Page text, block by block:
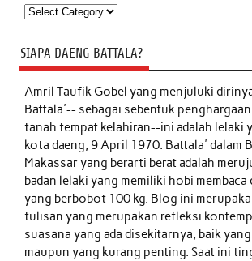
Kategori
SIAPA DAENG BATTALA?
Amril Taufik Gobelyang menjuluki
Battala'-- sebagai sebentuk
tanah tempat kelahiran--ini adalah lelaki
kota daeng, 9 April 1970. Battala' dalam
Makassar yang berarti berat adalah
badan lelaki yang memiliki hobi
yang berbobot 100 kg. Blog ini
tulisan yang merupakan refleksi
suasana yang ada disekitarnya, baik
maupun yang kurang penting. Saat ini